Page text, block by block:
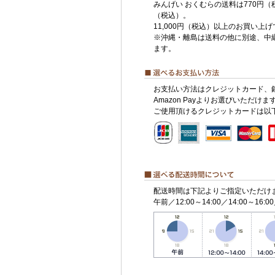
みんげい おくむらの送料は770円
（税込）。
11,000円（税込）以上のお買い上
※沖縄・離島は送料の他に別途、中
ます。
お支払い方法はクレジットカード、
Amazon Payよりお選びいただけま
ご使用頂けるクレジットカードは以
配送時間は下記よりご指定いただけ
午前／12:00～14:00／14:00～